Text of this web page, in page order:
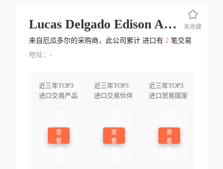
Lucas Delgado Edison Andres
来自厄瓜多尔的采购商，此公司累计 进口有 2笔交易
地址：-
近三年TOP3
进口交易产品
查
看
近三年TOP3
进口交易伙伴
查
看
近三年TOP3
进口贸易国家
查
看
未收藏